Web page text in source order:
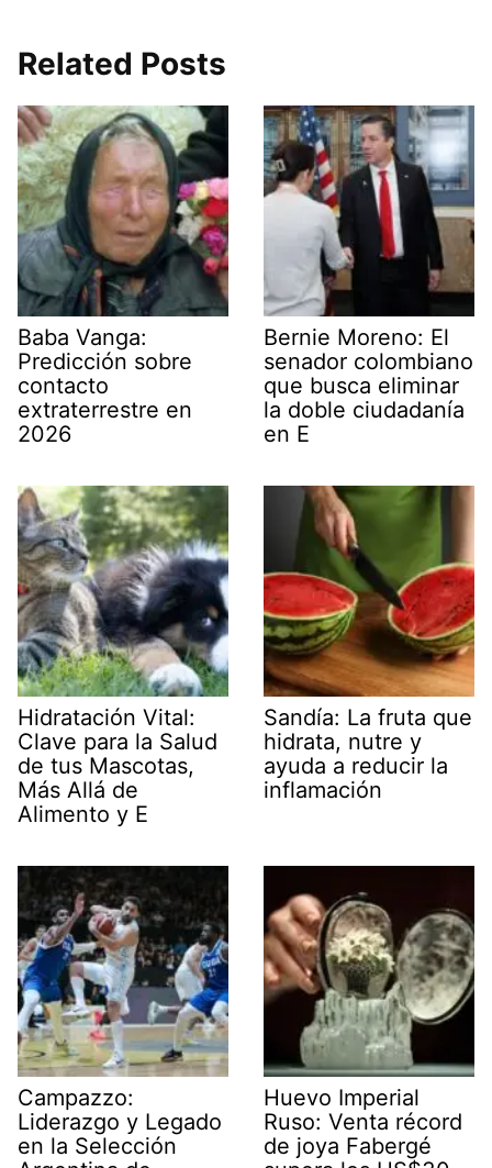
Related Posts
Baba Vanga:
Predicción sobre
contacto
extraterrestre en
2026
Bernie Moreno: El
senador colombiano
que busca eliminar
la doble ciudadanía
en E
Hidratación Vital:
Clave para la Salud
de tus Mascotas,
Más Allá de
Alimento y E
Sandía: La fruta que
hidrata, nutre y
ayuda a reducir la
inflamación
Campazzo:
Liderazgo y Legado
en la Selección
Huevo Imperial
Ruso: Venta récord
de joya Fabergé